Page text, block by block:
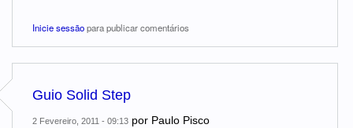
Inicie sessãopara publicar comentários
Guio Solid Step
2 Fevereiro, 2011 - 09:13 por Paulo Pisco